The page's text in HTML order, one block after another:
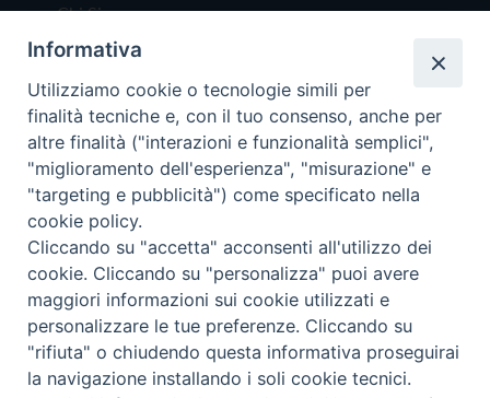
Chi Siamo
Redazione
Scrivici
Copyright © 2019 - Tutti i diritti riservati - Vita
Trentina Editrice
Privacy Policy
Torna
Informativa
Utilizziamo cookie o tecnologie simili per
finalità tecniche e, con il tuo consenso, anche per
altre finalità ("interazioni e funzionalità semplici",
"miglioramento dell'esperienza", "misurazione" e
"targeting e pubblicità") come specificato nella
cookie policy.
Cliccando su "accetta" acconsenti all'utilizzo dei
cookie. Cliccando su "personalizza" puoi avere
maggiori informazioni sui cookie utilizzati e
personalizzare le tue preferenze. Cliccando su
"rifiuta" o chiudendo questa informativa proseguirai
la navigazione installando i soli cookie tecnici.